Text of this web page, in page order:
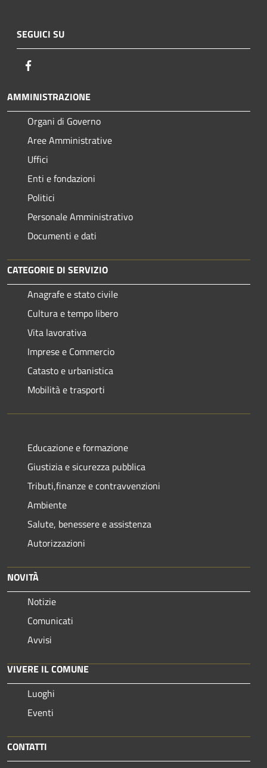
SEGUICI SU
AMMINISTRAZIONE
Organi di Governo
Aree Amministrative
Uffici
Enti e fondazioni
Politici
Personale Amministrativo
Documenti e dati
CATEGORIE DI SERVIZIO
Anagrafe e stato civile
Cultura e tempo libero
Vita lavorativa
Imprese e Commercio
Catasto e urbanistica
Mobilità e trasporti
Educazione e formazione
Giustizia e sicurezza pubblica
Tributi,finanze e contravvenzioni
Ambiente
Salute, benessere e assistenza
Autorizzazioni
NOVITÀ
Notizie
Comunicati
Avvisi
VIVERE IL COMUNE
Luoghi
Eventi
CONTATTI